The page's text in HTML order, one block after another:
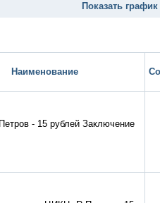
Показать график
Наименование
- 15 рублей Заключение